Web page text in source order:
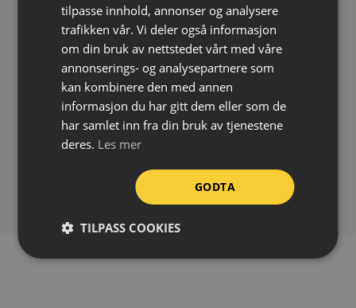
at symbolet passer innenfor universalrammen.
Vi anbefaler å bruke Super Striper trafikkmaling og
spraypistolnår du skal merke med sjablonger.
Symbolstørrelse: Ø100 cm
Materiale:Aluminium
125 x 110 cm
tilpasse innhold, annonser og analysere
trafikken vår. Vi deler også informasjon
om din bruk av nettstedet vårt med våre
annonserings- og analysepartnere som
kan kombinere den med annen
informasjon du har gitt dem eller som de
har samlet inn fra din bruk av tjenestene
deres. Les mer
GODTA
TILPASS COOKIES